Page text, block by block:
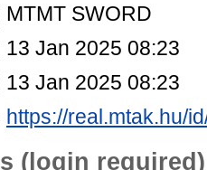
MTMT SWORD
13 Jan 2025 08:23
13 Jan 2025 08:23
https://real.mtak.hu/
(login required)